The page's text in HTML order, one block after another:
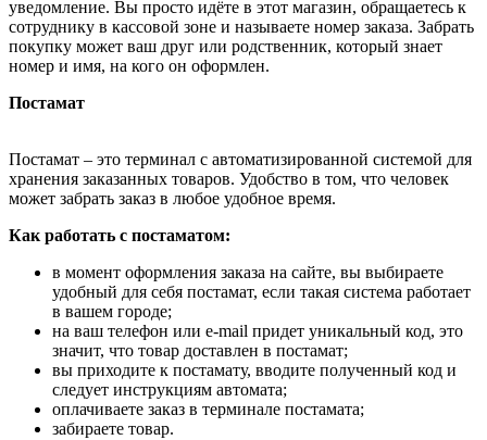
уведомление. Вы просто идёте в этот магазин, обращаетесь к
сотруднику в кассовой зоне и называете номер заказа. Забрать
покупку может ваш друг или родственник, который знает
номер и имя, на кого он оформлен.
Постамат
Постамат – это терминал с автоматизированной системой для
хранения заказанных товаров. Удобство в том, что человек
может забрать заказ в любое удобное время.
Как работать с постаматом:
в момент оформления заказа на сайте, вы выбираете
удобный для себя постамат, если такая система работает
в вашем городе;
на ваш телефон или e-mail придет уникальный код, это
значит, что товар доставлен в постамат;
вы приходите к постамату, вводите полученный код и
следует инструкциям автомата;
оплачиваете заказ в терминале постамата;
забираете товар.